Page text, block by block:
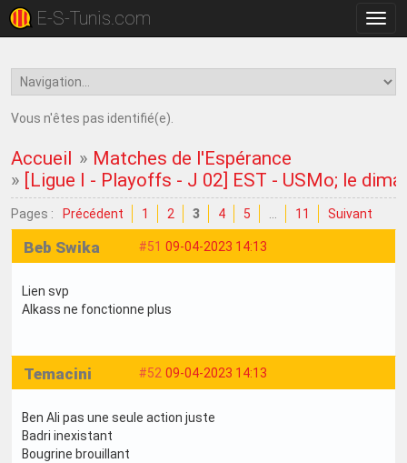
la
E-S-Tunis.com
Vous n'êtes pas identifié(e).
Accueil » Matches de l'Espérance
» [Ligue I - Playoffs - J 02] EST - USMo; le
Pages : Précédent 1 2 3 4 5 11 Suivant
#51 09-04-2023 14:13
Beb Swika
Lien svp
Alkass ne fonctionne plus
#52 09-04-2023 14:13
Temacini
Ben Ali pas une seule action juste
Badri inexistant
Bougrine brouillant